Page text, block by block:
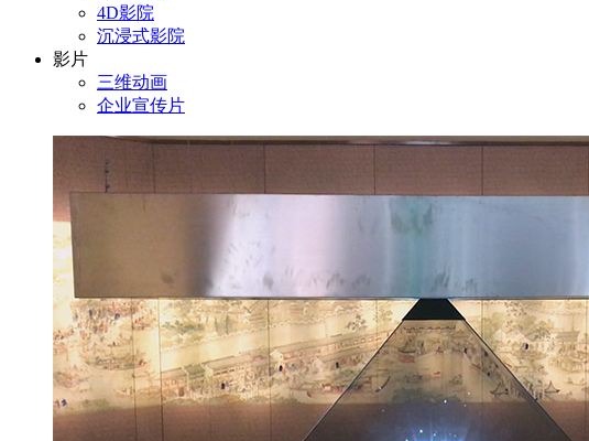
4D影院
沉浸式影院
影片
三维动画
企业宣传片